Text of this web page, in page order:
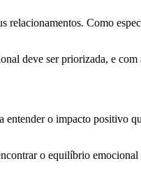
relacionamentos. Como
deve ser priorizada, e
o impacto positivo
o equilíbrio